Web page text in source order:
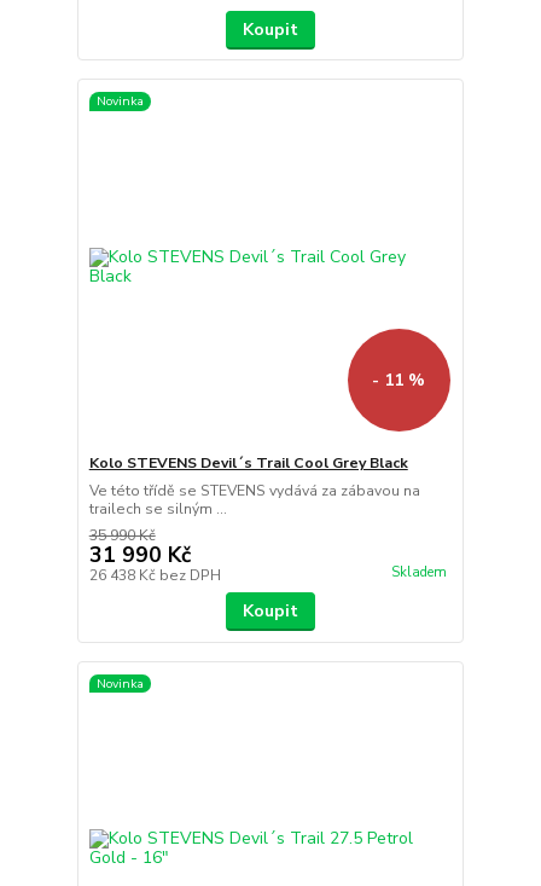
Koupit
Novinka
- 11 %
Kolo STEVENS Devil´s Trail Cool Grey Black
Ve této třídě se STEVENS vydává za zábavou na
trailech se silným ...
35 990 Kč
31 990 Kč
26 438 Kč bez DPH Skladem
Koupit
Novinka